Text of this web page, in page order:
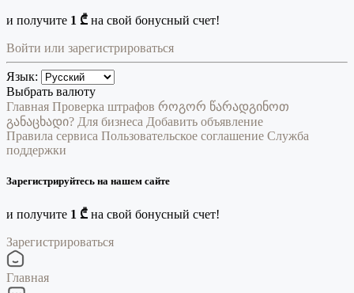
и получите 1 ₾ на свой бонусный счет!
Войти или зарегистрироваться
Язык:
Выбрать валюту
Главная Проверка штрафов როგორ წარადგინოთ
განაცხადი? Для бизнеса Добавить объявление
Правила сервиса Пользовательское соглашение Служба
поддержки
Зарегистрируйтесь на нашем сайте
и получите 1 ₾ на свой бонусный счет!
Зарегистрироваться
Главная